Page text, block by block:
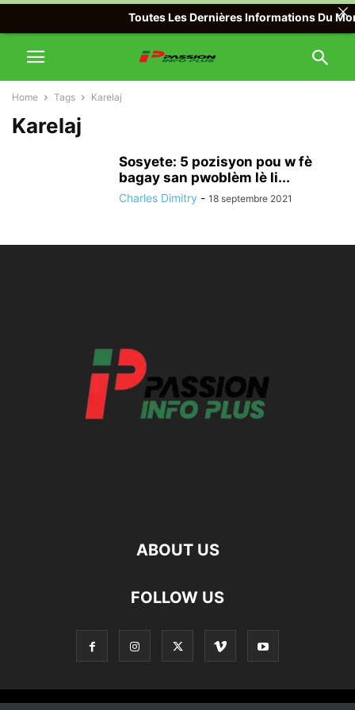
Home Tags Karelaj
Karelaj
Sosyete: 5 pozisyon pou w fè
bagay san pwoblèm lè li...
Charles Dimitry - 18 septembre 2021
ABOUT US
FOLLOW US
Toutes Les Dernières Informations Du